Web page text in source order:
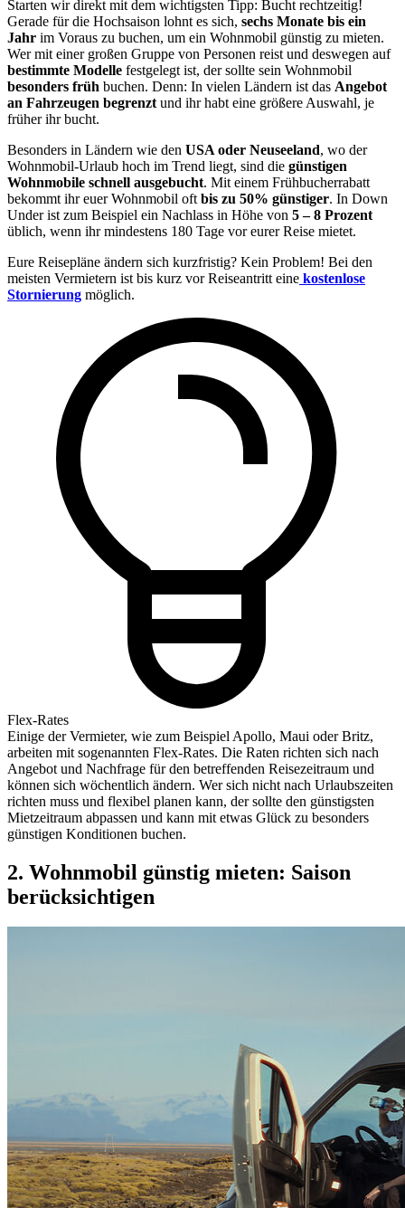
Starten wir direkt mit dem wichtigsten Tipp: Bucht rechtzeitig!
Gerade für die Hochsaison lohnt es sich, sechs Monate bis ein
Jahr im Voraus zu buchen, um ein Wohnmobil günstig zu mieten.
Wer mit einer großen Gruppe von Personen reist und deswegen auf
bestimmte Modelle festgelegt ist, der sollte sein Wohnmobil
besonders früh buchen. Denn: In vielen Ländern ist das Angebot
an Fahrzeugen begrenzt und ihr habt eine größere Auswahl, je
früher ihr bucht.
Besonders in Ländern wie den USA oder Neuseeland, wo der
Wohnmobil-Urlaub hoch im Trend liegt, sind die günstigen
Wohnmobile schnell ausgebucht. Mit einem Frühbucherrabatt
bekommt ihr euer Wohnmobil oft bis zu 50% günstiger. In Down
Under ist zum Beispiel ein Nachlass in Höhe von 5 – 8 Prozent
üblich, wenn ihr mindestens 180 Tage vor eurer Reise mietet.
Eure Reisepläne ändern sich kurzfristig? Kein Problem! Bei den
meisten Vermietern ist bis kurz vor Reiseantritt eine kostenlose
Stornierung möglich.
Flex-Rates
Einige der Vermieter, wie zum Beispiel Apollo, Maui oder Britz,
arbeiten mit sogenannten Flex-Rates. Die Raten richten sich nach
Angebot und Nachfrage für den betreffenden Reisezeitraum und
können sich wöchentlich ändern. Wer sich nicht nach Urlaubszeiten
richten muss und flexibel planen kann, der sollte den günstigsten
Mietzeitraum abpassen und kann mit etwas Glück zu besonders
günstigen Konditionen buchen.
2. Wohnmobil günstig mieten: Saison
berücksichtigen